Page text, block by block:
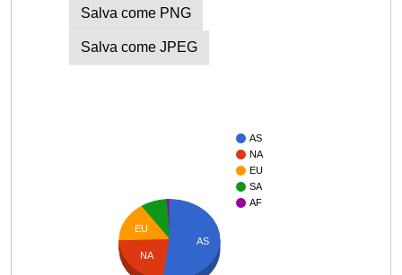
Salva come PNG
Salva come JPEG
AS
NA
EU
SA
AF
EU
NA
AS